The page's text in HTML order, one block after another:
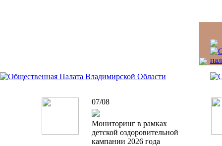
07/08
Мониторинг в рамках
детской оздоровительной
кампании 2026 года